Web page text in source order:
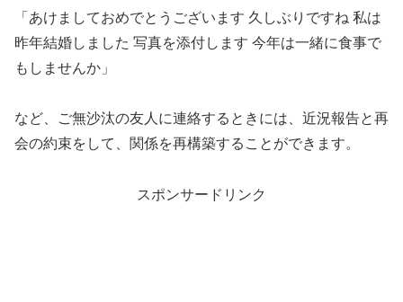
「あけましておめでとうございます 久しぶりですね 私は
昨年結婚しました 写真を添付します 今年は一緒に食事で
もしませんか」
など、ご無沙汰の友人に連絡するときには、近況報告と再
会の約束をして、関係を再構築することができます。
スポンサードリンク